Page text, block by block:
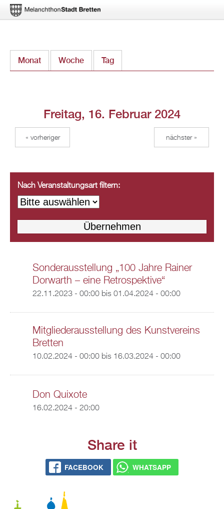
zum
Monat Woche Tag
Freitag, 16. Februar 2024
« vorheriger nächster »
Nach Veranstaltungsart filtern:
Sonderausstellung „100 Jahre Rainer
Dorwarth – eine Retrospektive“
22.11.2023 - 00:00bis 01.04.2024 - 00:00
Mitgliederausstellung des Kunstvereins
Bretten
10.02.2024 - 00:00bis 16.03.2024 - 00:00
Don Quixote
16.02.2024 - 20:00
Share it
FACEBOOK WHATSAPP